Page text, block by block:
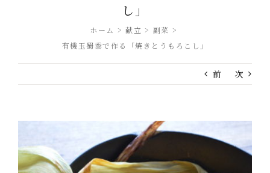
し」
ホーム 献立
副菜
有機玉蜀黍で作る「焼きとうもろこし」
前 次